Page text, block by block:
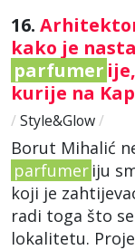
16.
kako je
parfumer
kurije na
/ Style&Glow/
Borut Mihalić
parfumer iju
koji je
radi toga što
lokalitetu.